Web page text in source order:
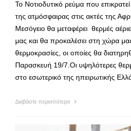
Το Νοτιοδυτικό ρεύμα που
της ατμόσφαιρας στις ακτές της
Μεσόγειο θα μεταφέρει θερμές
μας και θα προκαλέσει στη χώρα
θερμοκρασίες, οι οποίες θα
Παρασκευή 19/7.Οι υψηλότερες
στο εσωτερικό της ηπειρωτικής
Διαβάστε περισσότερα